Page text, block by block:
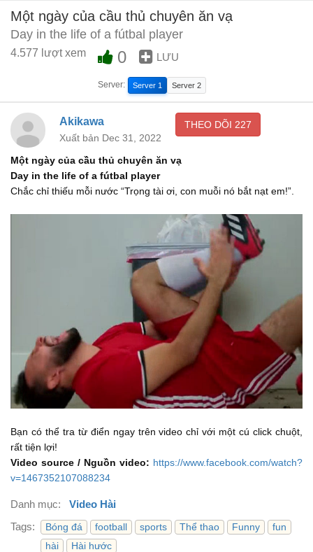
Một ngày của cầu thủ chuyên ăn vạ
Day in the life of a fútbal player
4.577 lượt xem 0 LƯU
Server: Server 1 Server 2
Akikawa
Xuất bản Dec 31, 2022
THEO DÕI 227
Một ngày của cầu thủ chuyên ăn vạ
Day in the life of a fútbal player
Chắc chỉ thiếu mỗi nước “Trọng tài ơi, con muỗi nó bắt nạt em!”.
Bạn có thể tra từ điển ngay trên video chỉ với một cú click chuột,
rất tiện lợi!
Video source / Nguồn video: https://www.facebook.com/watch?
v=1467352107088234
Danh mục:
Video Hài
Tags:
Bóng đá football sports Thể thao Funny
fun
hài
Hài hước